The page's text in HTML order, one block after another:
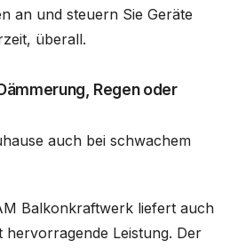
an und steuern Sie Geräte
überall.
Regen oder
auch bei schwachem
Balkonkraftwerk liefert auch
hervorragende Leistung. Der